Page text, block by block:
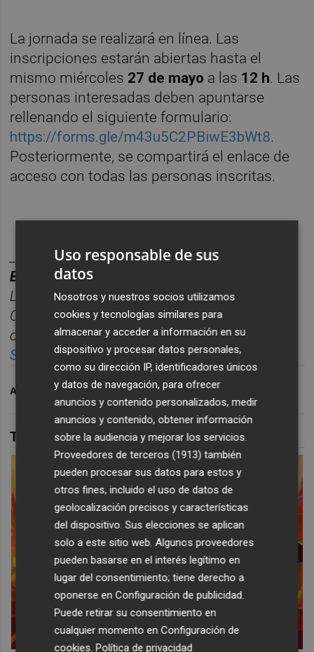
La jornada se realizará en línea. Las
inscripciones estarán abiertas hasta el
mismo miércoles 27 de mayo a las 12 h. Las
personas interesadas deben apuntarse
rellenando el siguiente formulario:
https://forms.gle/m43u5C2PBiwE3bWt8.
Posteriormente, se compartirá el enlace de
acceso con todas las personas inscritas.
________
BOLET ÍNTITULARES
Las noticias m ás relevantes del día en
Castellón, reunidas cada mañana en un solo
correo para empezar el día informado.
Suscr
betegratis alboletín aquí.
ARCHIVADO EN FAMPA PSICOLOGÍA FAMILIA
TAMBIÉN TE PUEDE INTERESAR
Uso responsable de sus
datos
Nosotros y nuestros socios utilizamos
cookies y tecnologías similares para
almacenar y acceder a información en su
dispositivo y procesar datos personales,
como su dirección IP, identificadores únicos
y datos de navegación, para ofrecer
anuncios y contenido personalizados, medir
anuncios y contenido, obtener información
sobre la audiencia y mejorar los servicios.
Proveedores de terceros (1913) también
pueden procesar sus datos para estos y
otros fines, incluido el uso de datos de
geolocalización precisos y características
del dispositivo. Sus elecciones se aplican
solo a este sitio web. Algunos proveedores
pueden basarse en el interés legítimo en
lugar del consentimiento; tiene derecho a
oponerse enConfiguración de publicidad
Puede retirar su consentimiento en
cualquier momento enConfiguración de
cookies .Política de privacidad